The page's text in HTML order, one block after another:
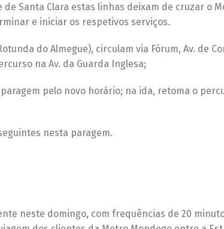
Santa Clara estas linhas deixam de cruzar o
e iniciar os respetivos serviços.
do Almegue), circulam via Fórum, Av. de
na Av. da Guarda Inglesa;
pelo novo horário; na ida, retoma o
nesta paragem.
neste domingo, com frequências de 20